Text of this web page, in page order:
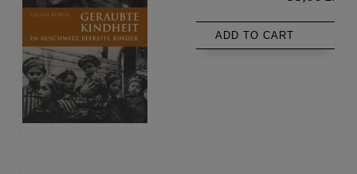
ADD TO CART